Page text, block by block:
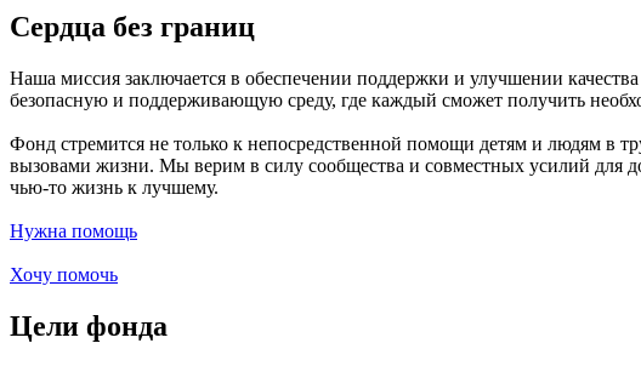
Сердца без границ
Наша миссия заключается в обеспечении поддержки и улучшении
безопасную и поддерживающую среду, где каждый сможет получить
Фонд стремится не только к непосредственной помощи детям и людям в
вызовами жизни. Мы верим в силу сообщества и совместных усилий для
чью-то жизнь к лучшему.
Нужна помощь
Хочу помочь
Цели фонда